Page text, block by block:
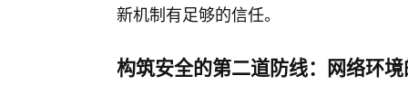
新机制有足够的信任。
构筑安全的第二道防线：网络环